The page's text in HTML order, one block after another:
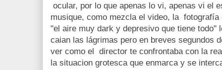
ocular, por lo que apenas lo vi, apenas vi el
musique, como mezcla el video, la
"el aire muy dark y depresivo que tiene todo"
caian las lágrimas pero en breves segundos
ver como el director te confrontaba con la
la situacion grotesca que enmarca y se